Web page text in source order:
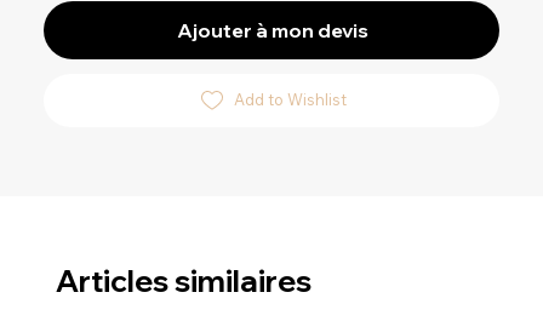
Ajouter à mon devis
Add to Wishlist
Articles similaires